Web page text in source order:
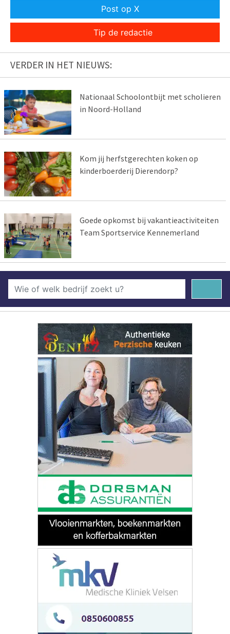
Post op X
Tip de redactie
VERDER IN HET NIEUWS:
Nationaal Schoolontbijt met scholieren
in Noord-Holland
Kom jij herfstgerechten koken op
kinderboerderij Dierendorp?
Goede opkomst bij vakantieactiviteiten
Team Sportservice Kennemerland